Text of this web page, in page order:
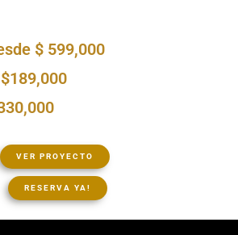
$ 599,000
VER PROYECTO
RESERVA YA!